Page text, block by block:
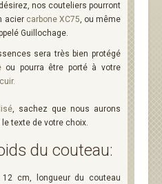
nos couteliers pourront
acier carbone XC75, ou même
Guillochage.
sera très bien protégé
ou pourra être porté à votre
.
, sachez que nous aurons
texte de votre choix.
du couteau:
cm, longueur du couteau